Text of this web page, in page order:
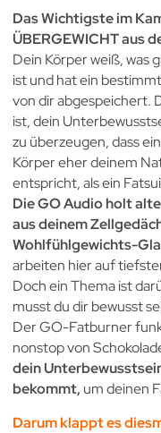
Das Wichtigste im
ÜBERGEWICHT aus
Dein Körper weiß, was
ist und hat ein
von dir abgespeichert.
ist, dein
zu überzeugen, dass
Körper eher deinem
entspricht, als ein
Die GO Audio holt
aus deinem
Wohlfühlgewichts-
arbeiten hier auf
Doch ein Thema ist
musst du dir bewusst
Der GO-Fatburner
nonstop von
dein
bekommt, um deinen
Darum klappt es